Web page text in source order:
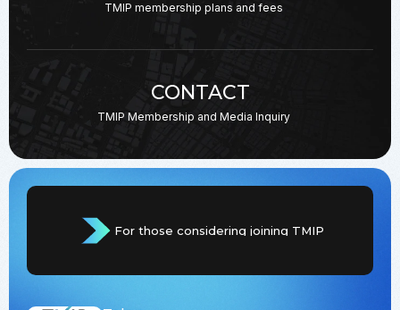
TMIP membership plans and fees
CONTACT
TMIP Membership and Media Inquiry
For those considering joining TMIP